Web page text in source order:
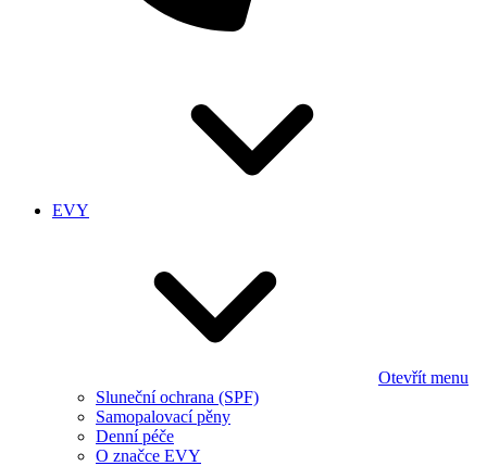
EVY
Otevřít menu
Sluneční ochrana (SPF)
Samopalovací pěny
Denní péče
O značce EVY